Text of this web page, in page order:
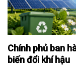
Chính phủ ban
biến đổi khí hậu